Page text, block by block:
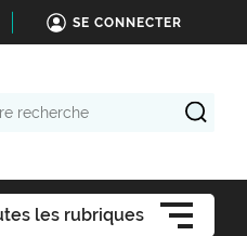
SE CONNECTER
les rubriques